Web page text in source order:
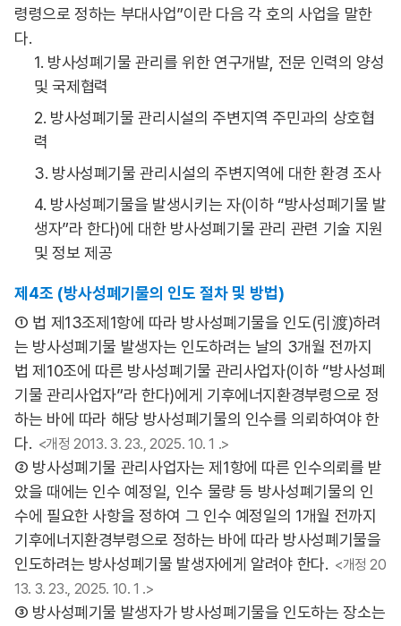
령령으로 정하는 부대사업”이란 다음 각 호의 사업을 말한
다.
1. 방사성폐기물 관리를 위한 연구개발, 전문 인력의 양성
및 국제협력
2. 방사성폐기물 관리시설의 주변지역 주민과의 상호협
력
3. 방사성폐기물 관리시설의 주변지역에 대한 환경 조사
4. 방사성폐기물을 발생시키는 자(이하 “방사성폐기물 발
생자”라 한다)에 대한 방사성폐기물 관리 관련 기술 지원
및 정보 제공
제4조 (방사성폐기물의 인도 절차 및 방법)
① 법 제13조제1항에 따라 방사성폐기물을 인도(引渡)하려
는 방사성폐기물 발생자는 인도하려는 날의 3개월 전까지
법 제10조에 따른 방사성폐기물 관리사업자(이하 “방사성폐
기물 관리사업자”라 한다)에게 기후에너지환경부령으로 정
하는 바에 따라 해당 방사성폐기물의 인수를 의뢰하여야 한
다. <개정 2013. 3. 23., 2025. 10. 1 .>
② 방사성폐기물 관리사업자는 제1항에 따른 인수의뢰를 받
았을 때에는 인수 예정일, 인수 물량 등 방사성폐기물의 인
수에 필요한 사항을 정하여 그 인수 예정일의 1개월 전까지
기후에너지환경부령으로 정하는 바에 따라 방사성폐기물을
인도하려는 방사성폐기물 발생자에게 알려야 한다. <개정 20
13. 3. 23., 2025. 10. 1 .>
③ 방사성폐기물 발생자가 방사성폐기물을 인도하는 장소는